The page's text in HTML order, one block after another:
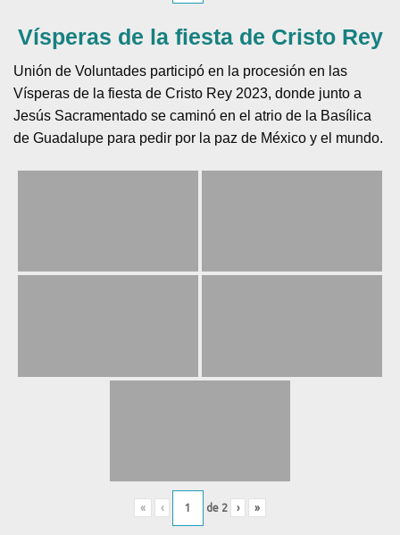
Vísperas de la fiesta de Cristo Rey
Unión de Voluntades participó en la procesión en las
Vísperas de la fiesta de Cristo Rey 2023, donde junto a
Jesús Sacramentado se caminó en el atrio de la Basílica